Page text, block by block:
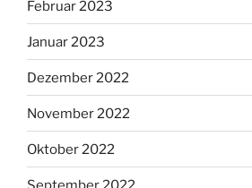
Februar 2023
Januar 2023
Dezember 2022
November 2022
Oktober 2022